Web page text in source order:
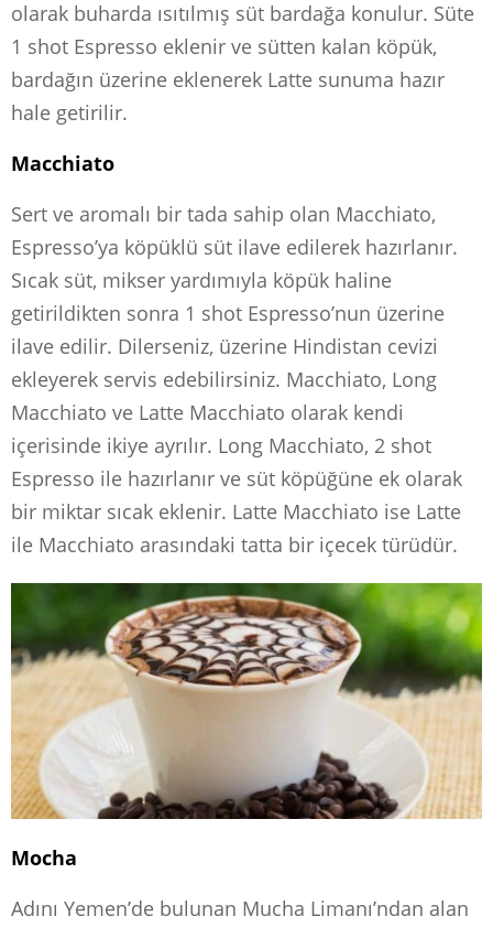
olarak buharda ısıtılmış süt bardağa konulur. Süte
1 shot Espresso eklenir ve sütten kalan köpük,
bardağın üzerine eklenerek Latte sunuma hazır
hale getirilir.
Macchiato
Sert ve aromalı bir tada sahip olan Macchiato,
Espresso’ya köpüklü süt ilave edilerek hazırlanır.
Sıcak süt, mikser yardımıyla köpük haline
getirildikten sonra 1 shot Espresso’nun üzerine
ilave edilir. Dilerseniz, üzerine Hindistan cevizi
ekleyerek servis edebilirsiniz. Macchiato, Long
Macchiato ve Latte Macchiato olarak kendi
içerisinde ikiye ayrılır. Long Macchiato, 2 shot
Espresso ile hazırlanır ve süt köpüğüne ek olarak
bir miktar sıcak eklenir. Latte Macchiato ise Latte
ile Macchiato arasındaki tatta bir içecek türüdür.
Mocha
Adını Yemen’de bulunan Mucha Limanı’ndan alan